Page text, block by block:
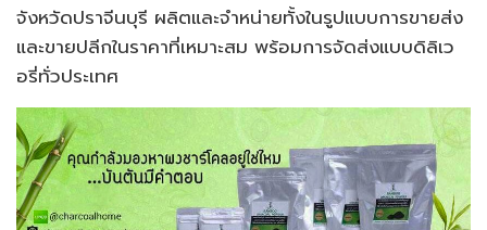
จังหวัดปราจีนบุรี ผลิตและจำหน่ายทั้งในรูปแบบการขายส่ง
และขายปลีกในราคาที่เหมาะสม พร้อมการจัดส่งแบบดิลิเว
อรี่ทั่วประเทศ